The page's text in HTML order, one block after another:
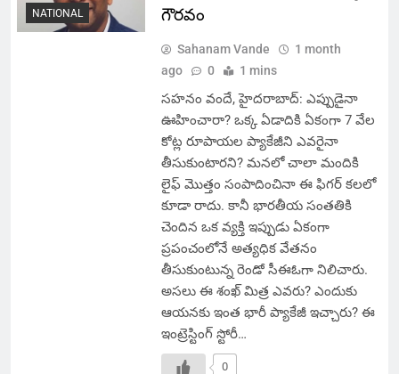
NATIONAL
గౌరవం
Sahanam Vande
1 month
ago
0 1 mins
సహనం వందే, హైదరాబాద్: ఎప్పుడైనా
ఊహించారా? ఒక్క ఏడాదికి ఏకంగా 7 వేల
కోట్ల రూపాయల ప్యాకేజీని ఎవరైనా
తీసుకుంటారని? మనలో చాలా మందికి
లైఫ్ మొత్తం సంపాదించినా ఈ ఫిగర్ కలలో
కూడా రాదు. కానీ భారతీయ సంతతికి
చెందిన ఒక వ్యక్తి ఇప్పుడు ఏకంగా
ప్రపంచంలోనే అత్యధిక వేతనం
తీసుకుంటున్న రెండో సీఈఓగా నిలిచారు.
అసలు ఈ శంఖ్ మిత్ర ఎవరు? ఎందుకు
ఆయనకు ఇంత భారీ ప్యాకేజీ ఇచ్చారు? ఈ
ఇంట్రెస్టింగ్ స్టోరీ…
0